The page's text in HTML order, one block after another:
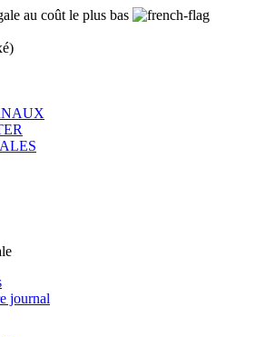
au coût le plus bas
journal